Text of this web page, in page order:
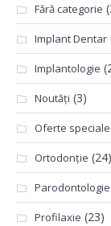
Fără categorie
Implant Dentar
Implantologie
Noutăți (3)
Oferte speciale
Ortodonție (24)
Parodontologie
Profilaxie (23)